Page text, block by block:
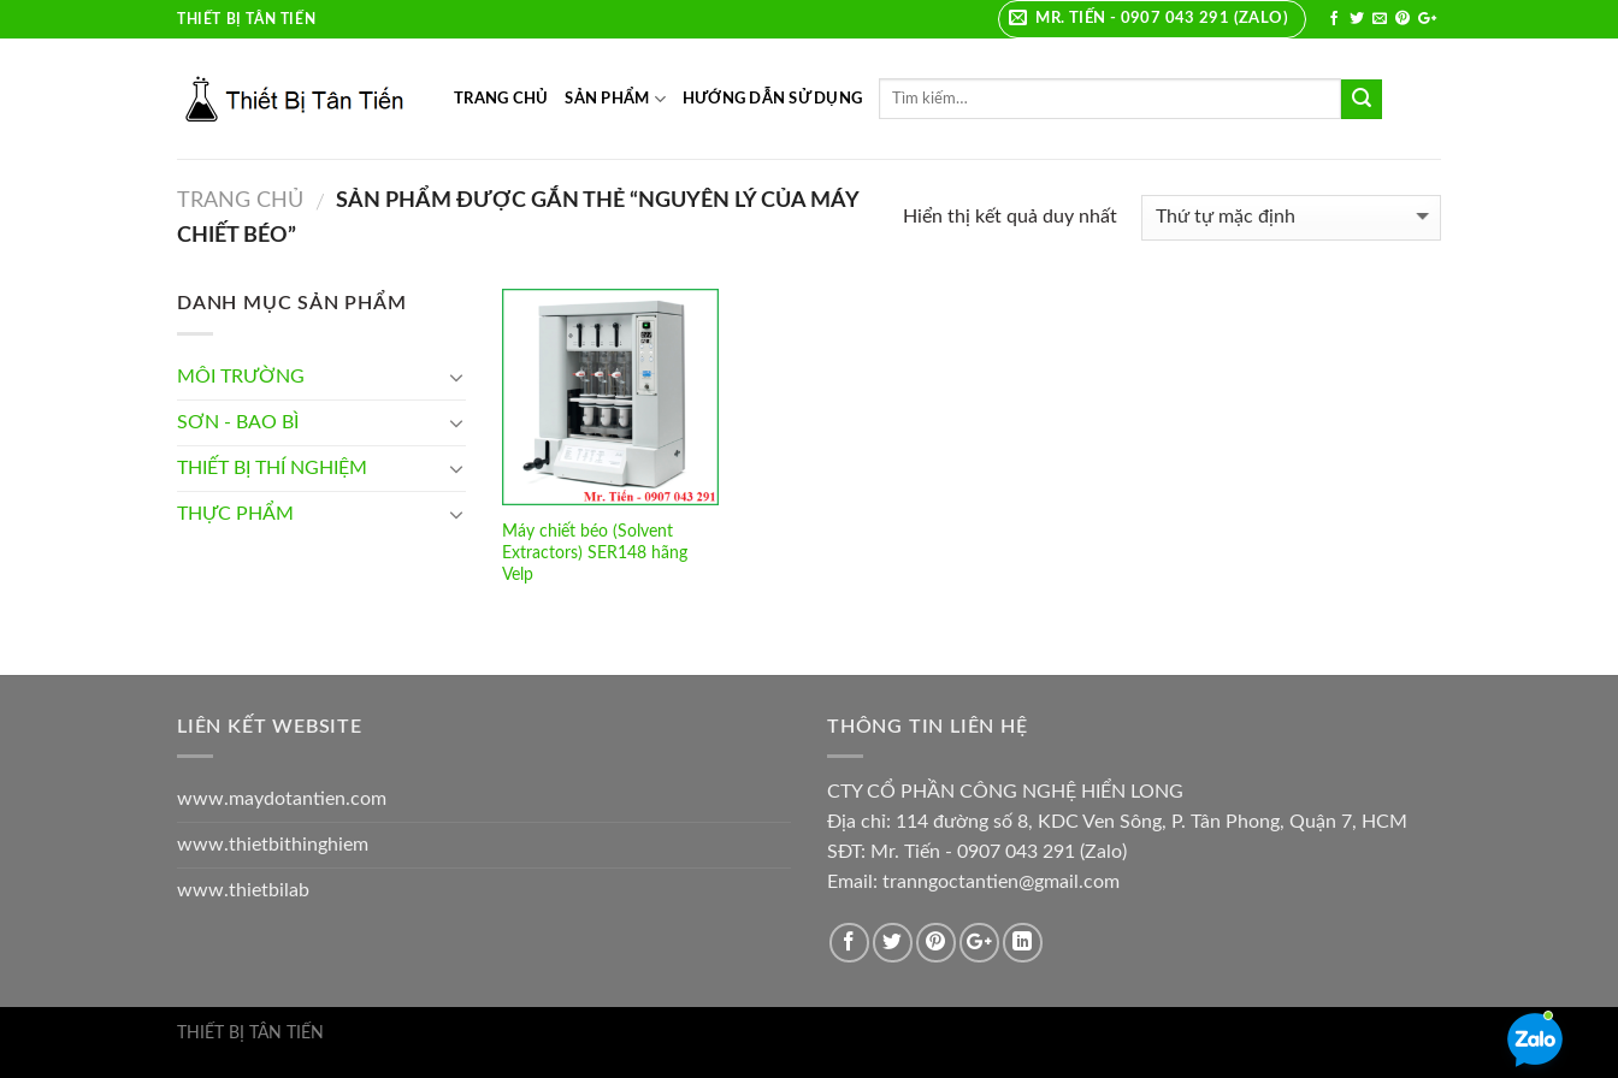
to
THIẾT BỊ TÂN TIẾN MR. TIẾN - 0907 043 291 (ZALO)
TRANG CHỦ SẢN PHẨM HƯỚNG DẪN SỬ DỤNG
TRANG CHỦ / SẢN PHẨM ĐƯỢC GẮN THẺ “NGUYÊN LÝ CỦA MÁY
CHIẾT BÉO”
Hiển thị kết quả duy nhất
DANH MỤC SẢN PHẨM
MÔI TRƯỜNG
SƠN - BAO BÌ
THIẾT BỊ THÍ NGHIỆM
THỰC PHẨM
Wishlist
Máy chiết béo (Solvent
Extractors) SER148 hãng
Velp
LIÊN KẾT WEBSITE
www.maydotantien.com
www.thietbithinghiem
www.thietbilab
THÔNG TIN LIÊN HỆ
CTY CỔ PHẦN CÔNG NGHỆ HIỂN LONG
Địa chỉ: 114 đường số 8, KDC Ven Sông, P. Tân Phong, Quận 7, HCM
SĐT: Mr. Tiến - 0907 043 291 (Zalo)
Email: tranngoctantien@gmail.com
THIẾT BỊ TÂN TIẾN